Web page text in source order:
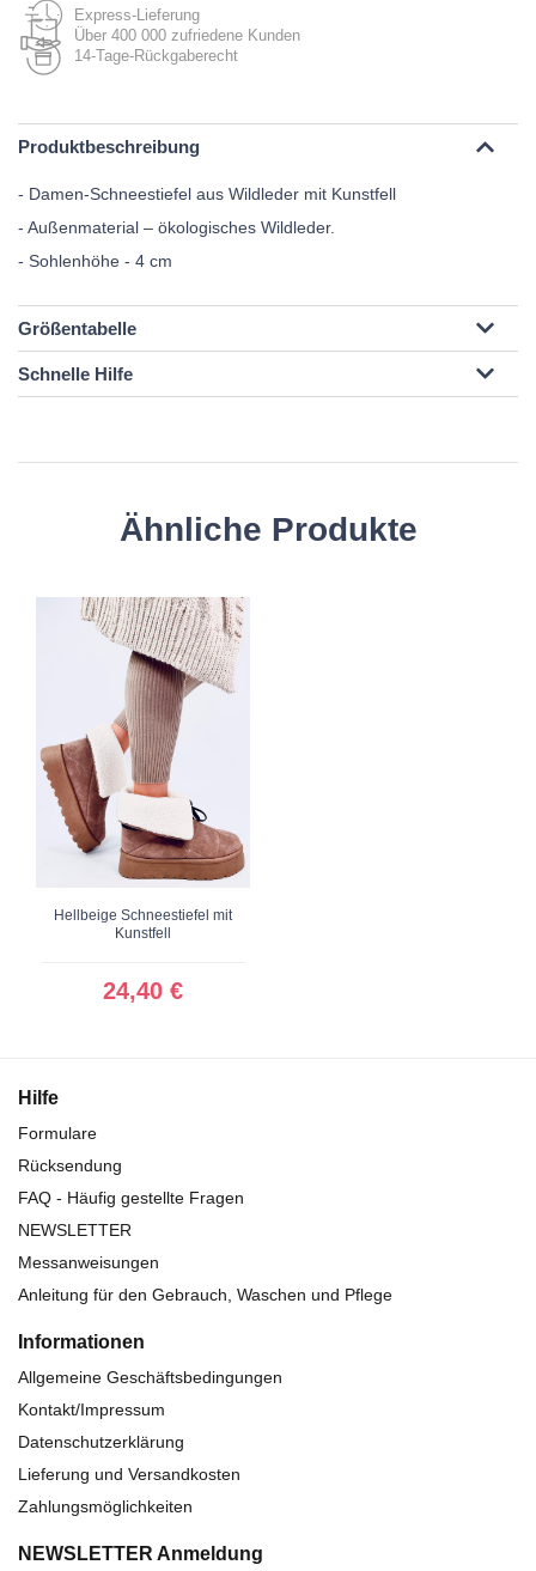
Express-Lieferung
Über 400 000 zufriedene Kunden
14-Tage-Rückgaberecht
Produktbeschreibung
- Damen-Schneestiefel aus Wildleder mit Kunstfell
- Außenmaterial – ökologisches Wildleder.
- Sohlenhöhe - 4 cm
Größentabelle
Schnelle Hilfe
Ähnliche Produkte
Hellbeige Schneestiefel mit
Kunstfell
24,40 €
Hilfe
Formulare
Rücksendung
FAQ - Häufig gestellte Fragen
NEWSLETTER
Messanweisungen
Anleitung für den Gebrauch, Waschen und Pflege
Informationen
Allgemeine Geschäftsbedingungen
Kontakt/Impressum
Datenschutzerklärung
Lieferung und Versandkosten
Zahlungsmöglichkeiten
NEWSLETTER Anmeldung